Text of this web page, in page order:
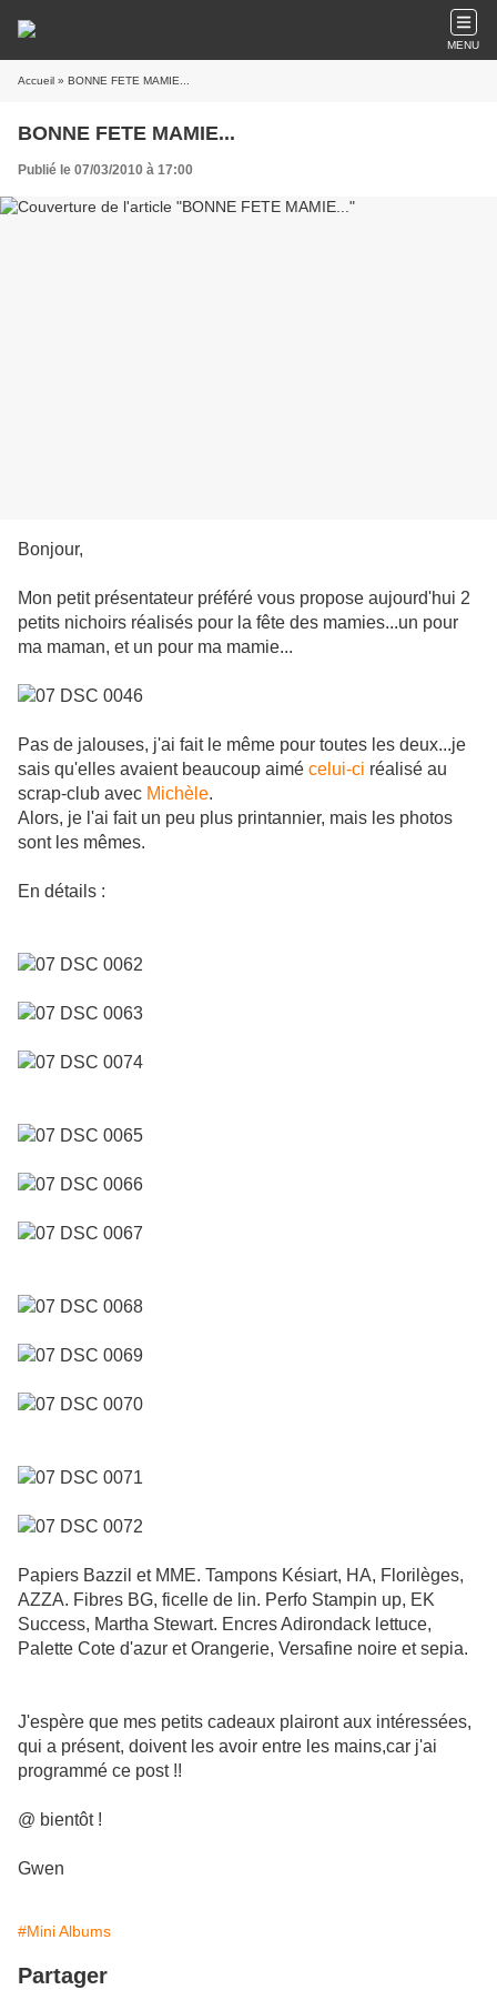
MENU
Accueil » BONNE FETE MAMIE...
BONNE FETE MAMIE...
Publié le 07/03/2010 à 17:00
Bonjour,
Mon petit présentateur préféré vous propose aujourd'hui 2
petits nichoirs réalisés pour la fête des mamies...un pour
ma maman, et un pour ma mamie...
Pas de jalouses, j'ai fait le même pour toutes les deux...je
sais qu'elles avaient beaucoup aimé celui-ci réalisé au
scrap-club avec Michèle.
Alors, je l'ai fait un peu plus printannier, mais les photos
sont les mêmes.
En détails :
Papiers Bazzil et MME. Tampons Késiart, HA, Florilèges,
AZZA. Fibres BG, ficelle de lin. Perfo Stampin up, EK
Success, Martha Stewart. Encres Adirondack lettuce,
Palette Cote d'azur et Orangerie, Versafine noire et sepia.
J'espère que mes petits cadeaux plairont aux intéressées,
qui a présent, doivent les avoir entre les mains,car j'ai
programmé ce post !!
@ bientôt !
Gwen
#Mini Albums
Partager